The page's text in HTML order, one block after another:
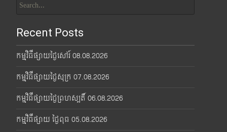
for:
Recent Posts
កម្មវិធីផ្សាយថ្ងៃសៅរ៍ 08.08.2026
កម្មវិធីផ្សាយថ្ងៃសុក្រ 07.08.2026
កម្មវិធីផ្សាយថ្ងៃព្រហស្បតិ៍ 06.08.2026
កម្មវិធីផ្សាយ ថ្ងៃពុធ 05.08.2026